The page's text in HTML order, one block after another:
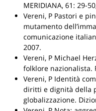
MERIDIANA, 61: 29-
Vereni, P Pastori e
mutamento
comunicazione
2007.
Vereni, P Michael
folklore nazionalista.
Vereni, P Identità
diritti e dignità della
globalizzazione.